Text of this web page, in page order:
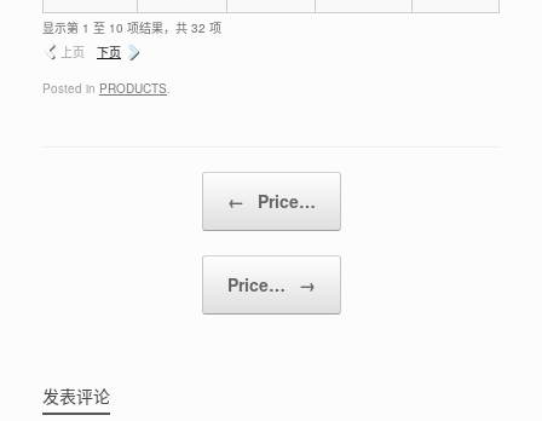
显示第 1 至 10 项结果，共 32 项
上页
下页
Posted in PRODUCTS.
← Price…
Price… →
发表评论